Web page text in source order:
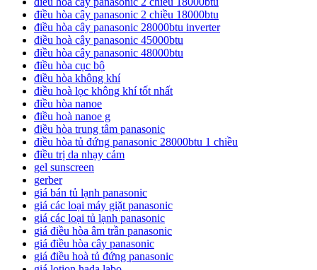
điều hòa cây panasonic 2 chiều 18000btu
điều hòa cây panasonic 28000btu inverter
điều hoà cây panasonic 45000btu
điều hòa cây panasonic 48000btu
điều hòa cục bộ
điều hòa không khí
điều hoà lọc không khí tốt nhất
điều hòa nanoe
điều hoà nanoe g
điều hòa trung tâm panasonic
điều hòa tủ đứng panasonic 28000btu 1 chiều
điều trị da nhạy cảm
gel sunscreen
gerber
giá bán tủ lạnh panasonic
giá các loại máy giặt panasonic
giá các loại tủ lạnh panasonic
giá điều hòa âm trần panasonic
giá điều hòa cây panasonic
giá điều hoà tủ đứng panasonic